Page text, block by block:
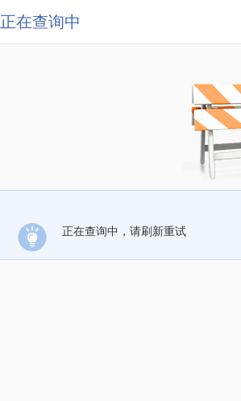
正在查询中
正在查询中，请刷新重试